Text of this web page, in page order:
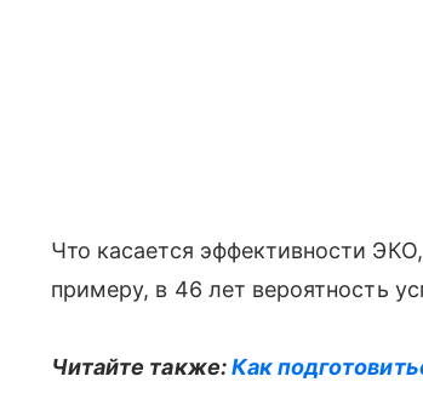
Что касается эффективности
примеру, в 46 лет вероятность
Читайте также:Как